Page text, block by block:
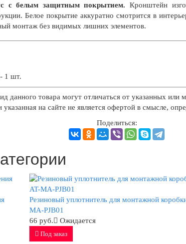
с белым защитным покрытием. Кронштейн
Белое покрытие аккуратно смотрится в
монтаж без видимых лишних элементов.
1 шт.
данного товара могут отличаться от указанных
на сайте не является офертой в смысле,
Поделиться:
Резиновый уплотнитель для монтажной
MA-PJB01
66 руб.
Ожидается
Под заказ